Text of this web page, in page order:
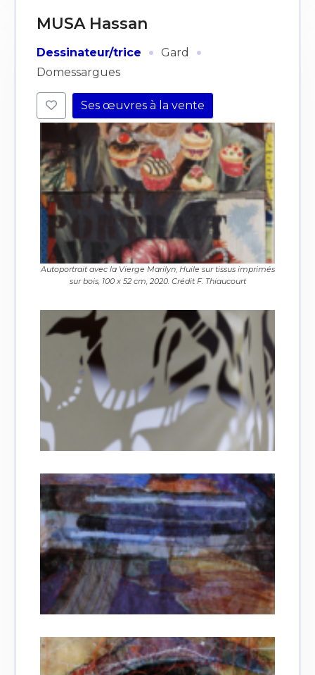
MUSA Hassan
Dessinateur/trice · Gard ·
Domessargues
Ses œuvres à la vente
Autoportrait avec la Vierge Marilyn, Huile sur tissus imprimés
sur bois, 100 x 52 cm, 2020. Crédit F. Thiaucourt